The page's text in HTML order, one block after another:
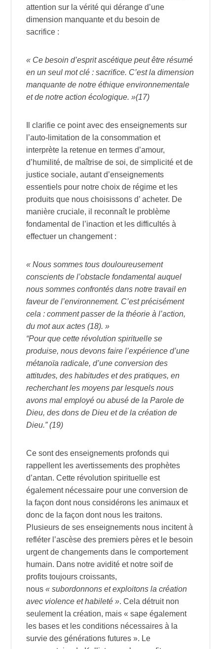
attention sur la vérité qui dérange d’une
dimension manquante et du besoin de
sacrifice :
« Ce besoin d’esprit ascétique peut être résumé
en un seul mot clé : sacrifice. C’est la dimension
manquante de notre éthique environnementale
et de notre action écologique. »(17)
Il clarifie ce point avec des enseignements sur
l’auto-limitation de la consommation et
interprète la retenue en termes d’amour,
d’humilité, de maîtrise de soi, de simplicité et de
justice sociale, autant d’enseignements
essentiels pour notre choix de régime et les
produits que nous choisissons d’ acheter. De
manière cruciale, il reconnaît le problème
fondamental de l’inaction et les difficultés à
effectuer un changement :
« Nous sommes tous douloureusement
conscients de l’obstacle fondamental auquel
nous sommes confrontés dans notre travail en
faveur de l’environnement. C’est précisément
cela : comment passer de la théorie à l’action,
du mot aux actes (18). »
“Pour que cette révolution spirituelle se
produise, nous devons faire l’expérience d’une
métanoïa radicale, d’une conversion des
attitudes, des habitudes et des pratiques, en
recherchant les moyens par lesquels nous
avons mal employé ou abusé de la Parole de
Dieu, des dons de Dieu et de la création de
Dieu.” (19)
Ce sont des enseignements profonds qui
rappellent les avertissements des prophètes
d’antan. Cette révolution spirituelle est
également nécessaire pour une conversion de
la façon dont nous considérons les animaux et
donc de la façon dont nous les traitons.
Plusieurs de ses enseignements nous incitent à
refléter l’ascèse des premiers pères et le besoin
urgent de changements dans le comportement
humain. Dans notre avidité et notre soif de
profits toujours croissants,
nous « subordonnons et exploitons la création
avec violence et habileté ». Cela détruit non
seulement la création, mais « sape également
les bases et les conditions nécessaires à la
survie des générations futures ». Le